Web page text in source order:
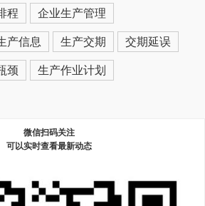
程 企业生产管理
产信息 生产交期 交期延误
颈 生产作业计划
微信扫码关注
可以实时查看最新动态